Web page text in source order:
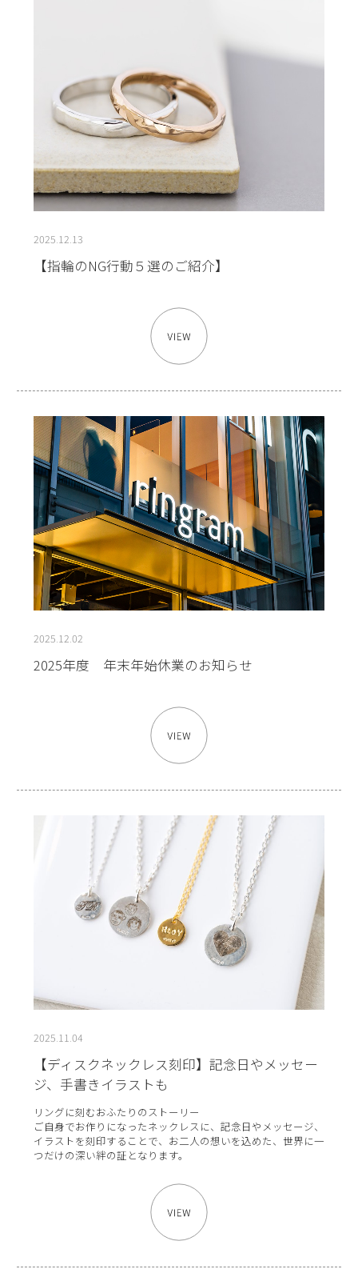
2025.12.13
【指輪のNG行動５選のご紹介】
2025.12.02
2025年度 年末年始休業のお知らせ
2025.11.04
【ディスクネックレス刻印】記念日やメッセー
ジ、手書きイラストも
リングに刻むおふたりのストーリー
ご自身でお作りになったネックレスに、記念日やメッセージ、
イラストを刻印することで、お二人の想いを込めた、世界に一
つだけの深い絆の証となります。